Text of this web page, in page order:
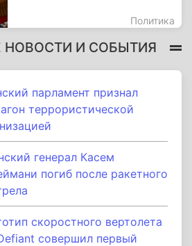
Политика
НОВОСТИ И СОБЫТИЯ
парламент признал
террористической
генерал Касем
погиб после ракетного
скоростного вертолета
совершил первый